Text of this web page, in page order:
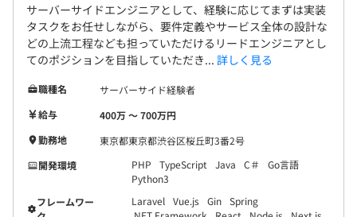
サーバーサイドエンジニアとして、経験に応じてまずは実装
タスクをお任せしながら、要件定義やサービス全体の設計な
どの上流工程なども担っていただけるリードエンジニアとし
てのポジションを目指していただき... 詳しく見る
職種名
サーバーサイド経験者
給与
400万 〜 700万円
勤務地
東京都東京都渋谷区桜丘町3番2号
開発環境
PHP TypeScript Java C＃
Go言語
Python3
フレームワー
Laravel Vue.js Gin Spring